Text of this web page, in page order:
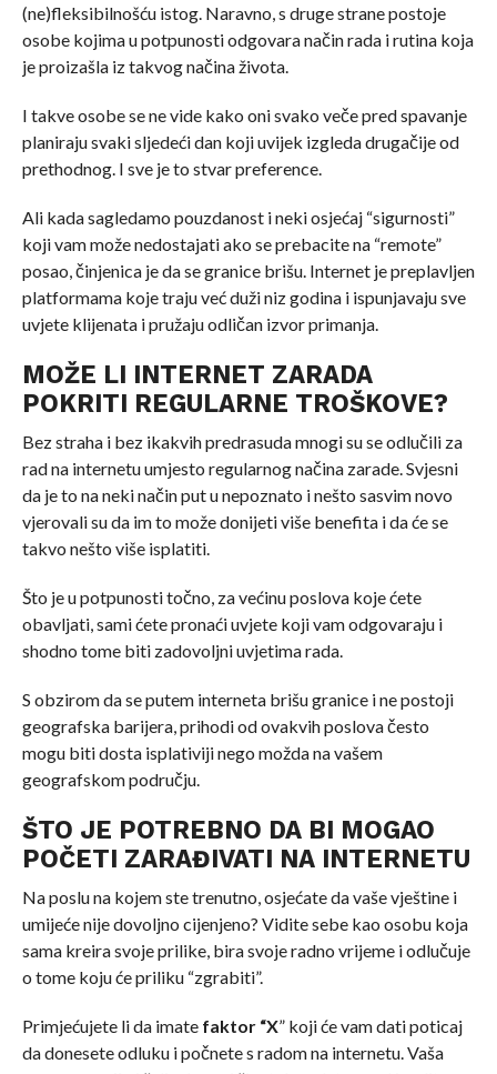
(ne)fleksibilnošću istog. Naravno, s druge strane postoje
osobe kojima u potpunosti odgovara način rada i rutina koja
je proizašla iz takvog načina života.
I takve osobe se ne vide kako oni svako veče pred spavanje
planiraju svaki sljedeći dan koji uvijek izgleda drugačije od
prethodnog. I sve je to stvar preference.
Ali kada sagledamo pouzdanost i neki osjećaj “sigurnosti”
koji vam može nedostajati ako se prebacite na “remote”
posao, činjenica je da se granice brišu. Internet je preplavljen
platformama koje traju već duži niz godina i ispunjavaju sve
uvjete klijenata i pružaju odličan izvor primanja.
MOŽE LI INTERNET ZARADA
POKRITI REGULARNE TROŠKOVE?
Bez straha i bez ikakvih predrasuda mnogi su se odlučili za
rad na internetu umjesto regularnog načina zarade. Svjesni
da je to na neki način put u nepoznato i nešto sasvim novo
vjerovali su da im to može donijeti više benefita i da će se
takvo nešto više isplatiti.
Što je u potpunosti točno, za većinu poslova koje ćete
obavljati, sami ćete pronaći uvjete koji vam odgovaraju i
shodno tome biti zadovoljni uvjetima rada.
S obzirom da se putem interneta brišu granice i ne postoji
geografska barijera, prihodi od ovakvih poslova često
mogu biti dosta isplativiji nego možda na vašem
geografskom području.
ŠTO JE POTREBNO DA BI MOGAO
POČETI ZARAĐIVATI NA INTERNETU
Na poslu na kojem ste trenutno, osjećate da vaše vještine i
umijeće nije dovoljno cijenjeno? Vidite sebe kao osobu koja
sama kreira svoje prilike, bira svoje radno vrijeme i odlučuje
o tome koju će priliku “zgrabiti”.
Primjećujete li da imate faktor “X” koji će vam dati poticaj
da donesete odluku i počnete s radom na internetu. Vaša